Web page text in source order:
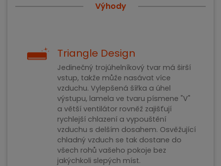
Výhody
Triangle Design
Jedinečný trojúhelníkový tvar má širší
vstup, takže může nasávat více
vzduchu. Vylepšená šířka a úhel
výstupu, lamela ve tvaru písmene "V"
a větší ventilátor rovněž zajišťují
rychlejší chlazení a vypouštění
vzduchu s delším dosahem. Osvěžující
chladný vzduch se tak dostane do
všech rohů vašeho pokoje bez
jakýchkoli slepých míst.